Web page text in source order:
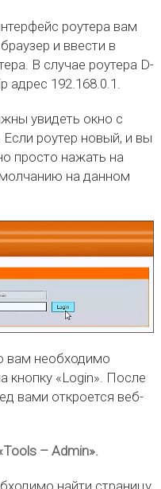
роутера вам
и ввести в
В случае роутера D-
адрес 192.168.0.1.
увидеть окно с
роутер новый, и вы
просто нажать на
на данном
вам необходимо
кнопку «Login». После
вами откроется веб-
– Admin».
найти страницу